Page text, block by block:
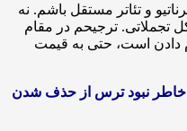
و تئاتر مستقل باشم. نه
تجملاتی. ترجیحم در مقام
دادن است، حتی به قیمت
خاطر نبود ترس از حذف شدن